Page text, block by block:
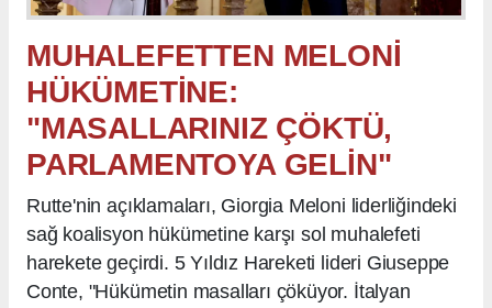
MUHALEFETTEN MELONİ
HÜKÜMETİNE:
"MASALLARINIZ ÇÖKTÜ,
PARLAMENTOYA GELİN"
Rutte'nin açıklamaları, Giorgia Meloni liderliğindeki
sağ koalisyon hükümetine karşı sol muhalefeti
harekete geçirdi. 5 Yıldız Hareketi lideri Giuseppe
Conte, "Hükümetin masalları çöküyor. İtalyan